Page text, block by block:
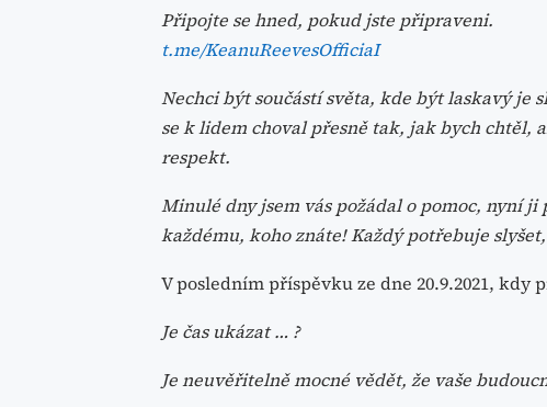
Připojte se hned, pokud jste připraveni.
t.me/KeanuReevesOfficiaI
Nechci být součástí světa, kde být laskavý je
se k lidem choval přesně tak, jak bych chtěl,
respekt.
Minulé dny jsem vás požádal o pomoc, nyní
každému, koho znáte! Každý potřebuje
V posledním příspěvku ze dne 20.9.2021, kdy
Je čas ukázat … ?
Je neuvěřitelně mocné vědět, že vaše